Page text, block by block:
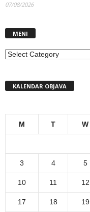
07/08/2026
MENI
MENI
KALENDAR OBJAVA
M T W
3 4 5
10 11 12
17 18 19